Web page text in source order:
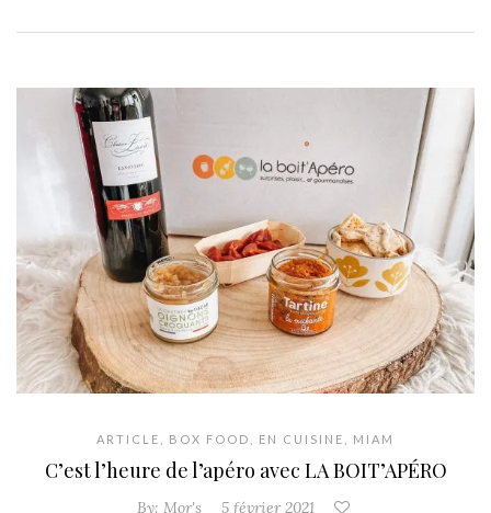
ARTICLE BOX FOOD EN CUISINE MIAM
C’est l’heure de l’apéro avec LA BOIT’APÉRO
By: Mor's 5 février 2021